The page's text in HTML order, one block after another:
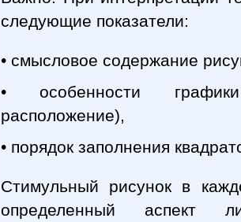
следующие показатели:
• смысловое содержание
• особенности
расположение),
• порядок заполнения
Стимульный рисунок в
определенный аспект